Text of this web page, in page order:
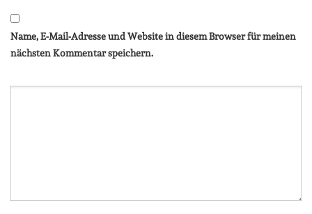
Name, E-Mail-Adresse und Website in diesem Browser für meinen
nächsten Kommentar speichern.